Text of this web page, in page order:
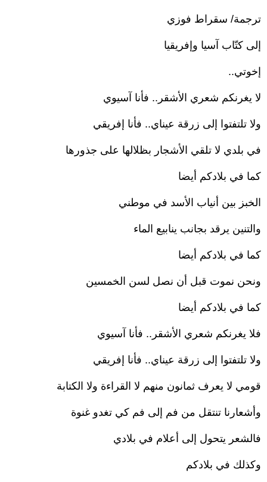
ترجمة/ سقراط فوزي
إلى كتّاب آسيا وإفريقيا
إخوتي..
لا يغرنكم شعري الأشقر.. فأنا آسيوي
ولا تلتفتوا إلى زرقة عيناي.. فأنا إفريقي
في بلدي لا تلقي الأشجار بظلالها على جذورها
كما في بلادكم أيضا
الخبز بين أنياب الأسد في موطني
والتنين يرقد بجانب ينابيع الماء
كما في بلادكم أيضا
ونحن نموت قبل أن نصل لسن الخمسين
كما في بلادكم أيضا
فلا يغرنكم شعري الأشقر.. فأنا آسيوي
ولا تلتفتوا إلى زرقة عيناي.. فأنا إفريقي
قومي لا يعرف ثمانون منهم لا القراءة ولا الكتابة
وأشعارنا تنتقل من فم إلى فم كي تغدو غنوة
فالشعر يتحول إلى أعلام في بلادي
وكذلك في بلادكم